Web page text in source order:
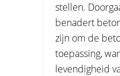
stellen.
benadert
zijn om de
toepassing,
levendigheid